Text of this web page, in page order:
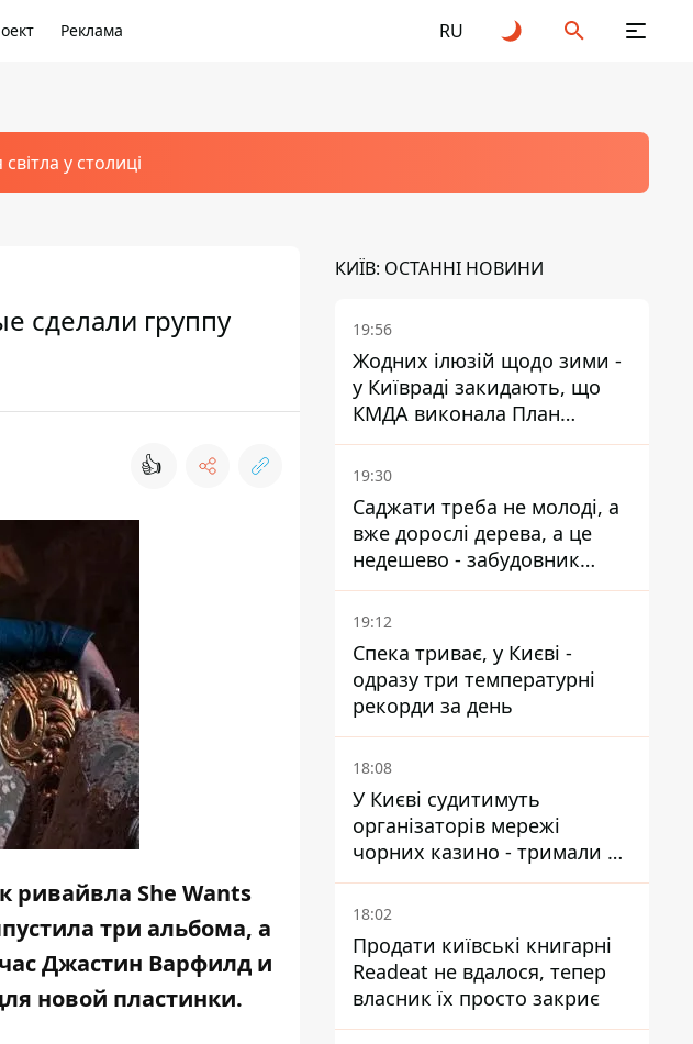
Реклама RU
у столиці
сделали группу
👍
ривайвла She Wants
три альбома, а
Джастин Варфилд и
новой пластинки.
КИЇВ: ОСТАННІ НОВИНИ
19:56
Жодних ілюзій щодо зими -
у Київраді закидають, що
КМДА виконала План
стійкості на 20%
19:30
Саджати треба не молоді, а
вже дорослі дерева, а це
недешево - забудовник
Ніконов
19:12
Спека триває, у Києві -
одразу три температурні
рекорди за день
18:08
У Києві судитимуть
організаторів мережі
чорних казино - тримали 39
закладів
18:02
Продати київські книгарні
Readeat не вдалося, тепер
власник їх просто закриє